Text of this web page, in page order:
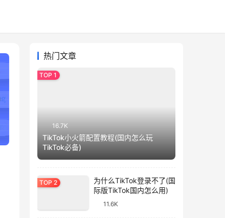
热门文章
16.7K
TikTok小火箭配置教程(国内怎么玩
TikTok必备)
为什么TikTok登录不了(国
际版TikTok国内怎么用)
11.6K